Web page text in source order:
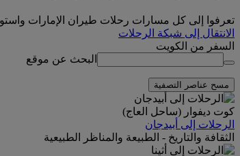
تعرفوا إلى كل مسارات رحلات طيران الإمارات
الانتقال إلى شبكة الرحلات
السفر من الكويت
البحث عن موقع
مسح عناصر التصفية
كوت ديفوار (ساحل العاج)
الرحلات إلى أبيدجان
الثقافة والتاريخ - الطبيعة والمناظر الطبيعية